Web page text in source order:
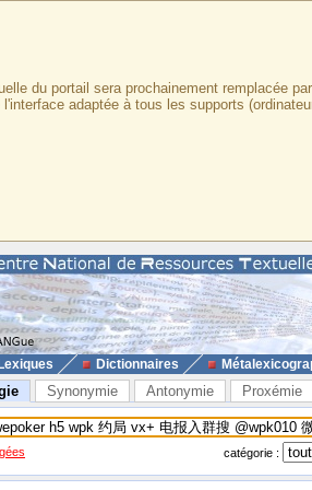
du portail sera prochainement remplacée
adaptée à tous les supports
Lexiques Dictionnaires
Synonymie Antonymie Proxémie
catégorie :